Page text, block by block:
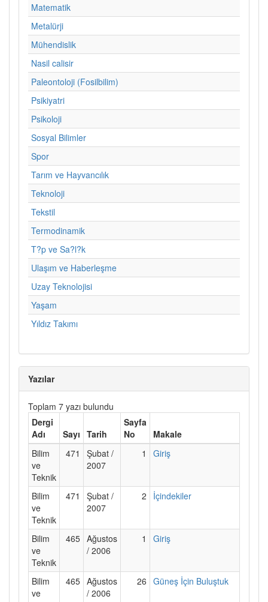
Matematik
Metalürji
Mühendislik
Nasil calisir
Paleontoloji (Fosilbilim)
Psikiyatri
Psikoloji
Sosyal Bilimler
Spor
Tarım ve Hayvancılık
Teknoloji
Tekstil
Termodinamik
T?p ve Sa?l?k
Ulaşım ve Haberleşme
Uzay Teknolojisi
Yaşam
Yıldız Takımı
Yazılar
Toplam 7 yazı bulundu
Dergi
Adı
Sayı Tarih
Sayfa
No
Makale
Bilim
ve
Teknik
471
Şubat /
2007
1 Giriş
Bilim
ve
Teknik
471
Şubat /
2007
2 İçindekiler
Bilim
ve
Teknik
465 Ağustos
/ 2006
1 Giriş
Bilim
ve
465 Ağustos
/ 2006
26 Güneş İçin Buluştuk